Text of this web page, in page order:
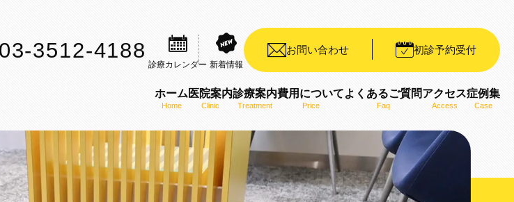
03-3512-4188
診療カレンダー 新着情報
お問い合わせ 初診予約受付
ホーム
Home
医院案内
Clinic
診療案内
Treatment
へ
矯正装置のご紹介
セルフライゲーションブラケット装置（デイモンシステム）
費用について
Price
よくあるご質問
Faq
アクセス
Access
症例集
Case